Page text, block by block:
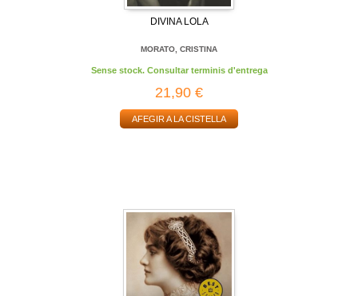
DIVINA LOLA
MORATO, CRISTINA
Sense stock. Consultar terminis d'entrega
21,90 €
AFEGIR A LA CISTELLA